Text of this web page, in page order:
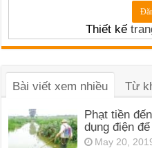
Thiết kế
Bài viết xem nhiều Từ
Phạt tiền
dụng điện
May 20,